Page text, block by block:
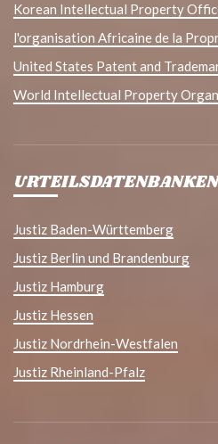
Korean Intellectual Property
l'organisation Africaine de la
United States Patent and
World Intellectual Property
Justiz Baden-Württemberg
Justiz Berlin und Brandenburg
Justiz Hamburg
Justiz Hessen
Justiz Nordrhein-Westfalen
Justiz Rheinland-Pfalz